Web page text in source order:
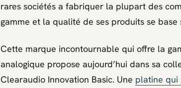
rares sociétés a fabriquer la plupart des
gamme et la qualité de ses produits se base
Cette marque incontournable qui offre la
analogique propose aujourd’hui dans sa
Clearaudio Innovation Basic. Une platine qui